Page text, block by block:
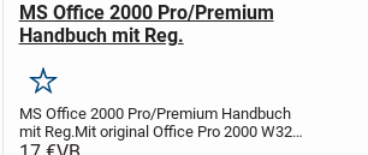
MS Office 2000 Pro/Premium
Handbuch mit Reg.
Merken
MS Office 2000 Pro/Premium Handbuch
mit Reg.Mit original Office Pro 2000 W32
DE VUP BC922070 / 65955603068 / X00-